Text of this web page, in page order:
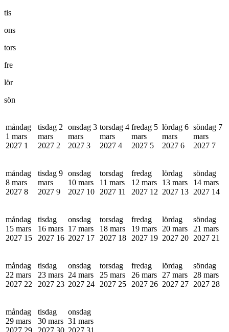
tis
ons
tors
fre
lör
sön
måndag
1 mars
2027 1
tisdag 2
mars
2027 2
onsdag 3
mars
2027 3
torsdag 4
mars
2027 4
fredag 5
mars
2027 5
lördag 6
mars
2027 6
söndag 7
mars
2027 7
måndag
8 mars
2027 8
tisdag 9
mars
2027 9
onsdag
10 mars
2027 10
torsdag
11 mars
2027 11
fredag
12 mars
2027 12
lördag
13 mars
2027 13
söndag
14 mars
2027 14
måndag
15 mars
2027 15
tisdag
16 mars
2027 16
onsdag
17 mars
2027 17
torsdag
18 mars
2027 18
fredag
19 mars
2027 19
lördag
20 mars
2027 20
söndag
21 mars
2027 21
måndag
22 mars
2027 22
tisdag
23 mars
2027 23
onsdag
24 mars
2027 24
torsdag
25 mars
2027 25
fredag
26 mars
2027 26
lördag
27 mars
2027 27
söndag
28 mars
2027 28
måndag
29 mars
2027 29
tisdag
30 mars
2027 30
onsdag
31 mars
2027 31